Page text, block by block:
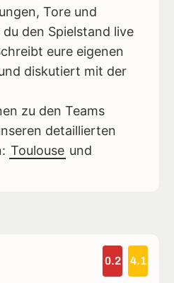
Tore und
den Spielstand live
eure eigenen
diskutiert mit der
zu den Teams
detaillierten
Toulouse und
0.2 4.1